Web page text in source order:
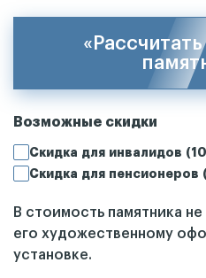
Возможные скидки
Скидка для инвалидов
Скидка для пенсионеров
В стоимость памятника
его художественному
установке.